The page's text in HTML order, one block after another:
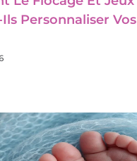
Personnaliser